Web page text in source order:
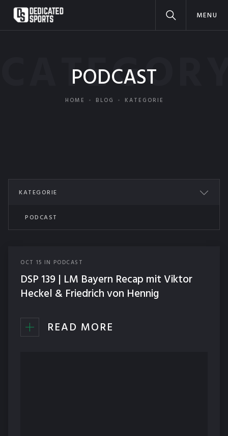
MENU
PODCAST
HOME BLOG KATEGORIE
KATEGORIE
ALL POSTS
PODCAST
OCT 15 IN PODCAST
DSP 139 | LM Bayern Recap mit Viktor
Heckel & Friedrich von Hennig
READ MORE